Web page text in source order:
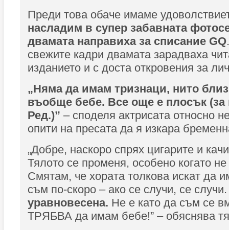
Преди това обаче имаме
насладим в супер забавната
двамата направиха за списание GQ
свежите кадри двамата зарадваха
изданието и с доста откровения за
„Няма да имам тризнаци, нито
въобще бебе. Все още е плосък (за
Ред.)” – споделя актрисата относно
опити на пресата да я изкара
„Добре, наскоро спрях цигарите и
Тялото се променя, особено когато
Смятам, че хората толкова искат да
съм по-скоро – ако се случи, се
уравновесена. Не е като да съм се
ТРЯБВА да имам бебе!” – обяснява